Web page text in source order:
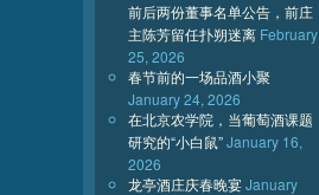
前后两份董事名单公告，前庄
主陈芳留任扑朔迷离 February
25, 2026
春节前的一场品酒小聚
January 24, 2026
在北京农学院，当葡萄酒课题
研究的“小白鼠”January 16,
2026
龙亭酒庄庆春晚宴January